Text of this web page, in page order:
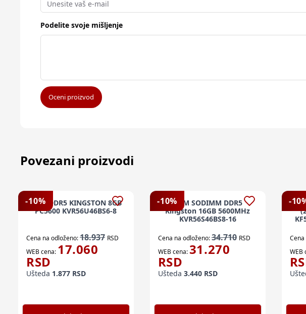
Podelite svoje mišljenje
Oceni proizvod
Povezani proizvodi
-10%
RAM DDR5 KINGSTON 8GB
PC5600 KVR56U46BS6-8
Cena na odloženo:18.937 RSD
WEB cena: 17.060
RSD
Ušteda 1.877 RSD
-10%RAM SODIMM DDR5
Kingston 16GB 5600MHz
KVR56S46BS8-16
Cena na odloženo:34.710 RSD
WEB cena:31.270
RSD
Ušteda 3.440RSD
-10
WEB